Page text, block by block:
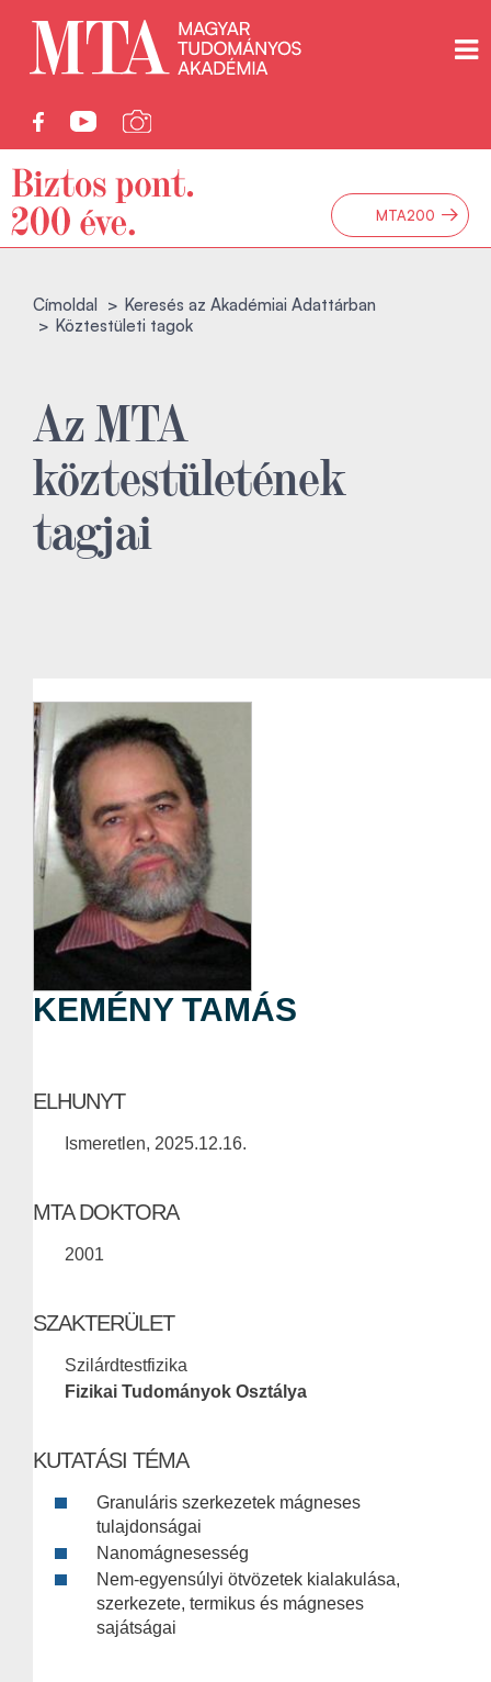
MTA200 →
Címoldal
Keresés az Akadémiai Adattárban
Köztestületi tagok
Az MTA
köztestületének
tagjai
KEMÉNY TAMÁS
ELHUNYT
Ismeretlen, 2025.12.16.
MTA DOKTORA
2001
SZAKTERÜLET
Szilárdtestfizika
Fizikai Tudományok Osztálya
KUTATÁSI TÉMA
Granuláris szerkezetek mágneses
tulajdonságai
Nanomágnesesség
Nem-egyensúlyi ötvözetek kialakulása,
szerkezete, termikus és mágneses
sajátságai